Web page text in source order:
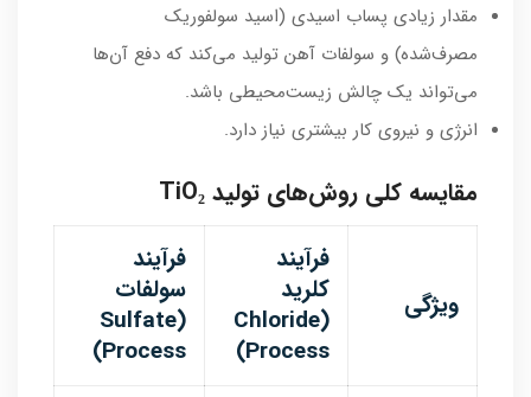
مقدار زیادی پساب اسیدی (اسید سولفوریک
مصرف‌شده) و سولفات آهن تولید می‌کند که دفع آن‌ها
می‌تواند یک چالش زیست‌محیطی باشد.
انرژی و نیروی کار بیشتری نیاز دارد.
مقایسه کلی روش‌های تولید TiO₂
ویژگی
فرآیند
کلرید
(Chloride
Process)
فرآیند
سولفات
(Sulfate
Process)